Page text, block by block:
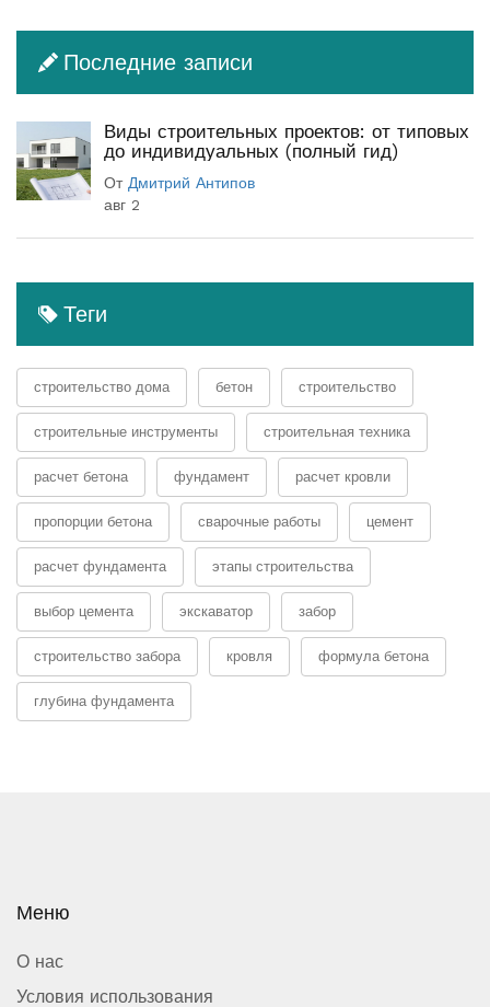
Последние записи
Виды строительных проектов: от типовых
до индивидуальных (полный гид)
От Дмитрий Антипов
авг 2
Теги
строительство дома бетон строительство
строительные инструменты строительная техника
расчет бетона фундамент расчет кровли
пропорции бетона сварочные работы цемент
расчет фундамента этапы строительства
выбор цемента экскаватор забор
строительство забора кровля формула бетона
глубина фундамента
Меню
О нас
Условия использования